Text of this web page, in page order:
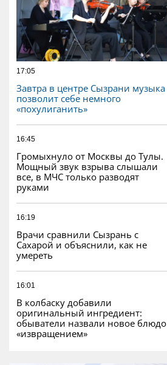
17:05
Завтра в центре Сызрани музыка
позволит себе немного
«похулиганить»
16:45
Громыхнуло от Москвы до Тулы.
Мощный звук взрыва слышали
все, в МЧС только разводят
руками
16:19
Врачи сравнили Сызрань с
Сахарой и объяснили, как не
умереть
16:01
В колбаску добавили
оригинальный ингредиент:
обыватели назвали новое блюдо
«извращением»